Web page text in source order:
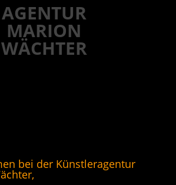
AGENTUR
MARION
WÄCHTER
bei der Künstleragentur
,